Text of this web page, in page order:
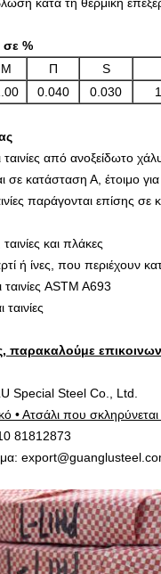
σε %
Μ Π S
0.040 0.030
από ανοξείδωτο
σε κατάσταση Α, έτοιμο
παράγονται επίσης
και πλάκες
ή ίνες, που περιέχουν
ASTM A693
παρακαλούμε
Special Steel Co., Ltd.
• Ατσάλι που
81812873